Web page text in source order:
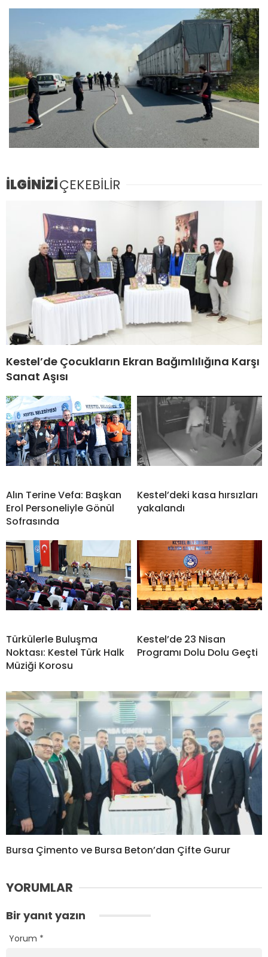
İLGİNİZİÇEKEBİLİR
Kestel’de Çocukların Ekran Bağımlılığına Karşı
Sanat Aşısı
Alın Terine Vefa: Başkan
Erol Personeliyle Gönül
Sofrasında
Kestel’deki kasa hırsızları
yakalandı
Türkülerle Buluşma
Noktası: Kestel Türk Halk
Müziği Korosu
Kestel’de 23 Nisan
Programı Dolu Dolu Geçti
Bursa Çimento ve Bursa Beton’dan Çifte Gurur
YORUMLAR
Bir yanıt yazın
Yorum *